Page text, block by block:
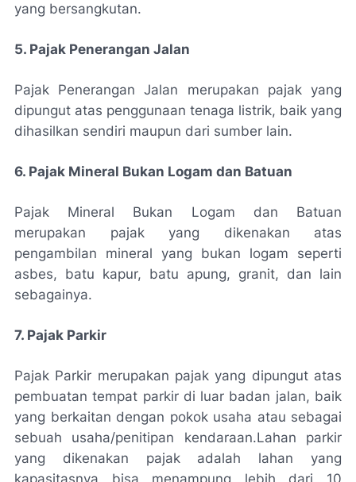
yang bersangkutan.
5. Pajak Penerangan Jalan
Pajak Penerangan Jalan merupakan pajak yang
dipungut atas penggunaan tenaga listrik, baik yang
dihasilkan sendiri maupun dari sumber lain.
6. Pajak Mineral Bukan Logam dan Batuan
Pajak Mineral Bukan Logam dan Batuan
merupakan pajak yang dikenakan atas
pengambilan mineral yang bukan logam seperti
asbes, batu kapur, batu apung, granit, dan lain
sebagainya.
7. Pajak Parkir
Pajak Parkir merupakan pajak yang dipungut atas
pembuatan tempat parkir di luar badan jalan, baik
yang berkaitan dengan pokok usaha atau sebagai
sebuah usaha/penitipan kendaraan.Lahan parkir
yang dikenakan pajak adalah lahan yang